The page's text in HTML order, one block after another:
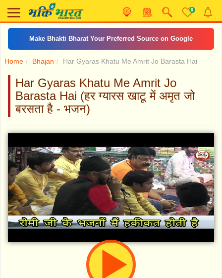
0
Make Bhakti Bharat Your Preferred Source on Google
Home Bhajan Har Gyaras Khatu Me Amrit Jo Barasta Hai
Har Gyaras Khatu Me Amrit Jo
Barasta Hai (हर ग्यारस खाटू में अमृत जो
बरसता है - भजन)